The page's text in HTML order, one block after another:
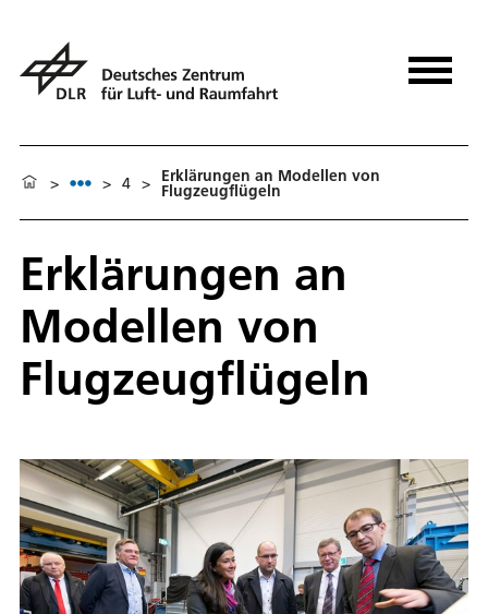
> > 4 > Erklärungen an Modellen von
Flugzeugflügeln
Erklärungen an
Modellen von
Flugzeugflügeln